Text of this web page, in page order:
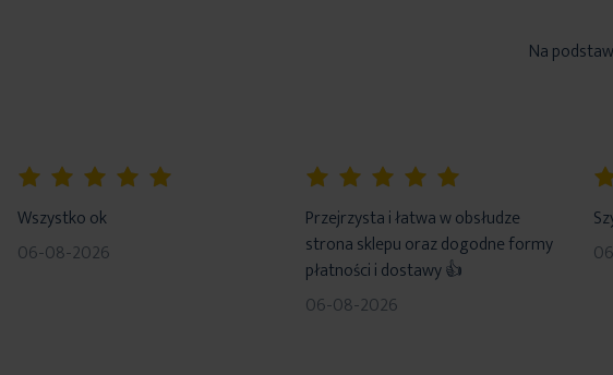
Na
Wszystko ok
06-08-2026
Przejrzysta i łatwa w obsłudze
strona sklepu oraz dogodne formy
płatności i dostawy 👍
06-08-2026